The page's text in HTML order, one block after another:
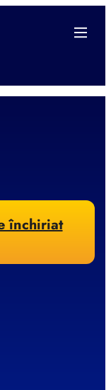
închiriat